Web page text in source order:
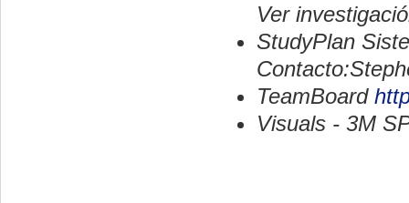
Ver
StudyPlan
TeamBoard
Visuals - 3M